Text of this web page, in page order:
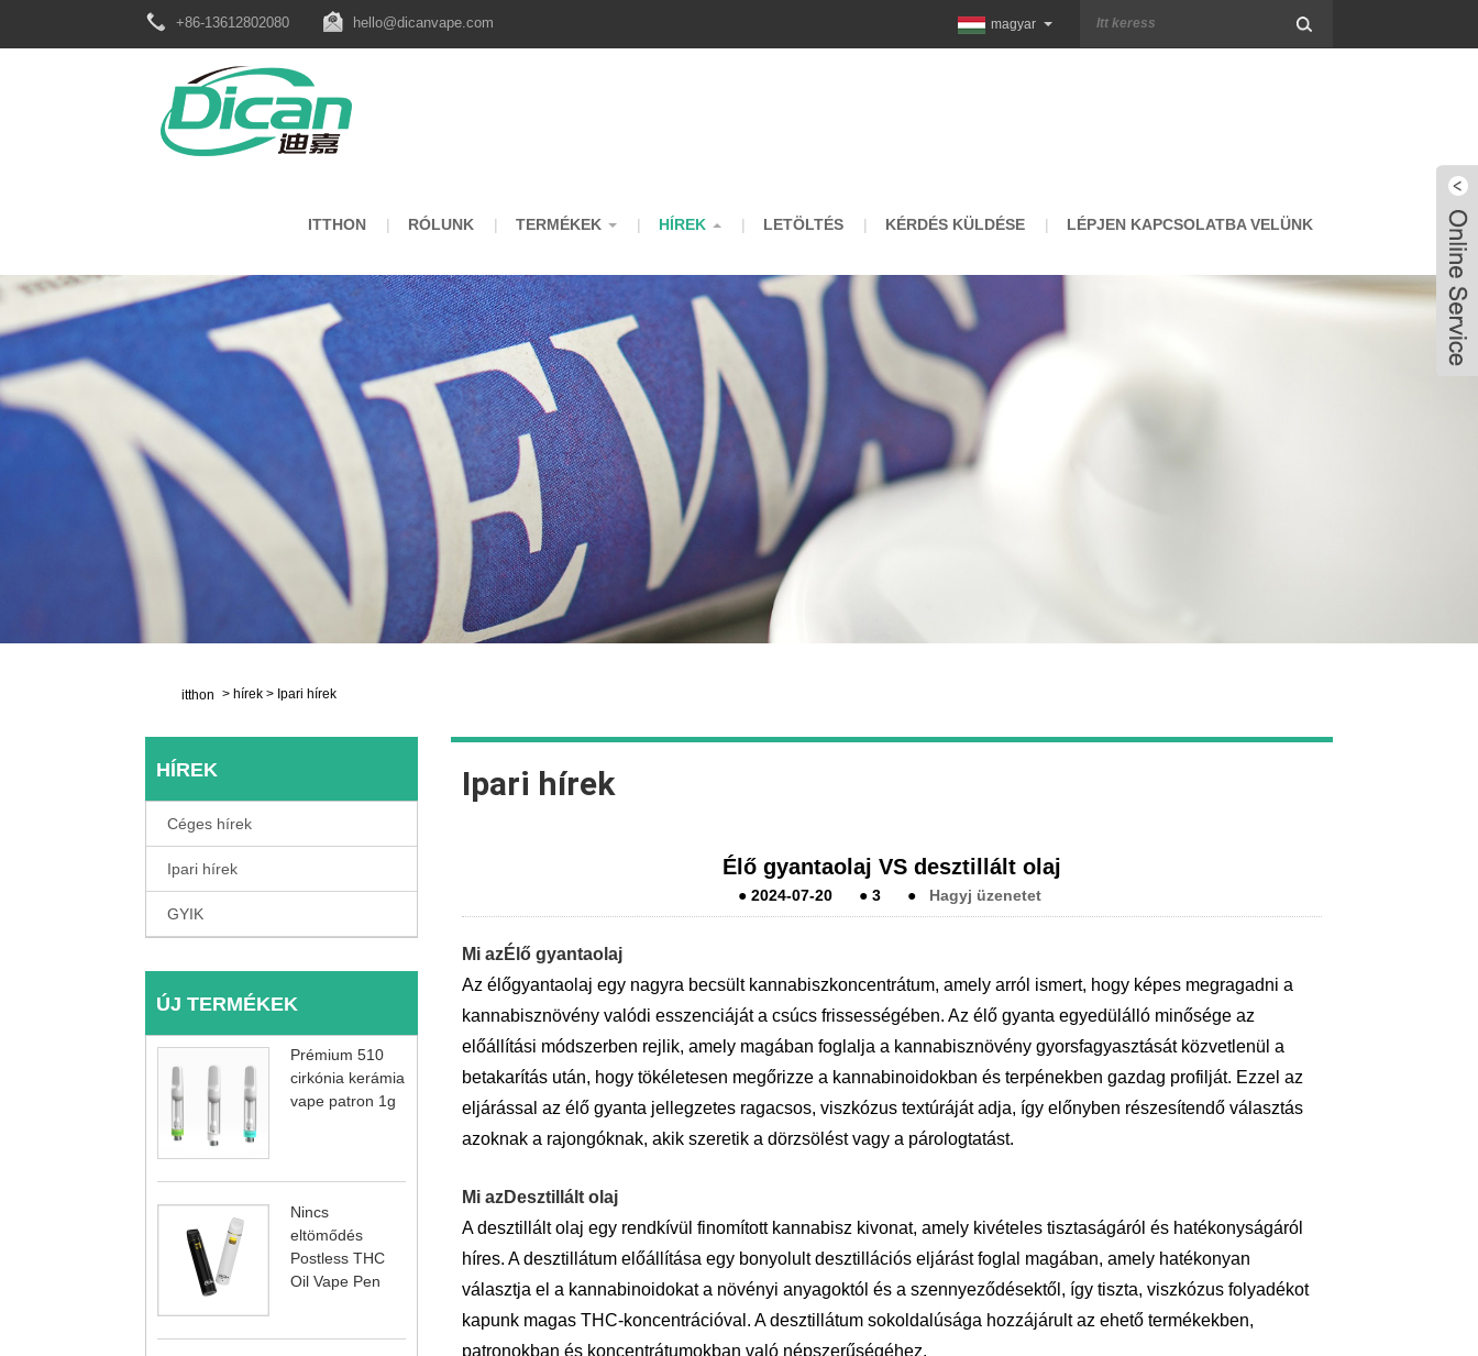
+86-13612802080 hello@dicanvape.com magyar
ITTHON RÓLUNK TERMÉKEK HÍREK LETÖLTÉS KÉRDÉS KÜLDÉSE LÉPJEN KAPCSOLATBA VELÜNK
itthon > hírek > Ipari hírek
HÍREK
Céges hírek
Ipari hírek
GYIK
ÚJ TERMÉKEK
Prémium 510
cirkónia kerámia
vape patron 1g
Nincs
eltömődés
Postless THC
Oil Vape Pen
Ipari hírek
Élő gyantaolaj VS desztillált olaj
● 2024-07-20 ● 3 ● Hagyj üzenetet
Mi azÉlő gyantaolaj
Az élőgyantaolaj egy nagyra becsült kannabiszkoncentrátum, amely arról ismert, hogy képes megragadni a
kannabisznövény valódi esszenciáját a csúcs frissességében. Az élő gyanta egyedülálló minősége az
előállítási módszerben rejlik, amely magában foglalja a kannabisznövény gyorsfagyasztását közvetlenül a
betakarítás után, hogy tökéletesen megőrizze a kannabinoidokban és terpénekben gazdag profilját. Ezzel az
eljárással az élő gyanta jellegzetes ragacsos, viszkózus textúráját adja, így előnyben részesítendő választás
azoknak a rajongóknak, akik szeretik a dörzsölést vagy a párologtatást.
Mi azDesztillált olaj
A desztillált olaj egy rendkívül finomított kannabisz kivonat, amely kivételes tisztaságáról és hatékonyságáról
híres. A desztillátum előállítása egy bonyolult desztillációs eljárást foglal magában, amely hatékonyan
választja el a kannabinoidokat a növényi anyagoktól és a szennyeződésektől, így tiszta, viszkózus folyadékot
kapunk magas THC-koncentrációval. A desztillátum sokoldalúsága hozzájárult az ehető termékekben,
patronokban és koncentrátumokban való népszerűségéhez.